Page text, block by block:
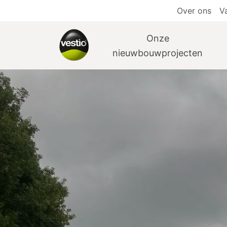
Over ons
Onze
nieuwbouwprojecten